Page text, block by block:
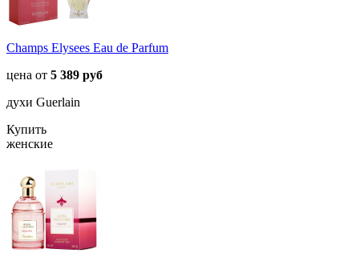
Champs Elysees Eau de Parfum
цена от 5 389 руб
духи Guerlain
Купить
женские